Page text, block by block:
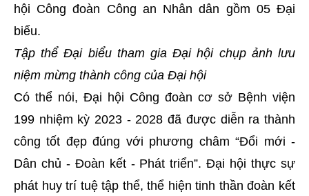
hội Công đoàn Công an Nhân dân gồm 05 Đại
biểu.
Tập thể Đại biểu tham gia Đại hội chụp ảnh lưu
niệm mừng thành công của Đại hội
Có thể nói, Đại hội Công đoàn cơ sở Bệnh viện
199 nhiệm kỳ 2023 - 2028 đã được diễn ra thành
công tốt đẹp đúng với phương châm“Đổi mới -
Dân chủ - Đoàn kết - Phát triển”. Đại hộithực sự
phát huy trí tuệ tập thể, thể hiện tinh thần đoàn kết